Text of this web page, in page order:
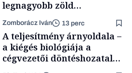
legnagyobb zöld
beszállítóját építi, Gerendai
is beszállt
Zomborácz Iván 13 perc
A teljesítmény árnyoldala –
a kiégés biológiája a
cégvezetői döntéshozatal